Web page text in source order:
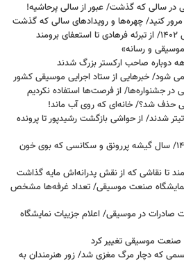
در سالی که گذشت/ عبور از سالی پرحاشیه!
و رسانه»
دوباره صاحب ارکستر بزرگ شدند
شود/ خبرهایی از ستاد اجرایی موسیقی کشور
در جشنواره‌ها/ از فرصت‌ها استفاده نکردیم
حذف شد؟/ خانه‌ای که روی آب ماند!
شدند/ از حواشی بازگشت رشیدپور تا پرونده
۴ روایت از سینمای ۱۴۰۲/ سال گیشه پررونق و سکانسی که بوی خون
نمایشگاه صنعت موسیقی/ تعداد غرفه‌ها مشخص
صادرات در موسیقی/ اعلام جزییات نمایشگاه
صنعت موسیقی تغییر کرد
که دچار مرگ مغزی شد/ زور هنرمندان به